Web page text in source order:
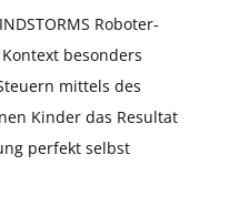
Roboter-
besonders
mittels des
Kinder das Resultat
perfekt selbst